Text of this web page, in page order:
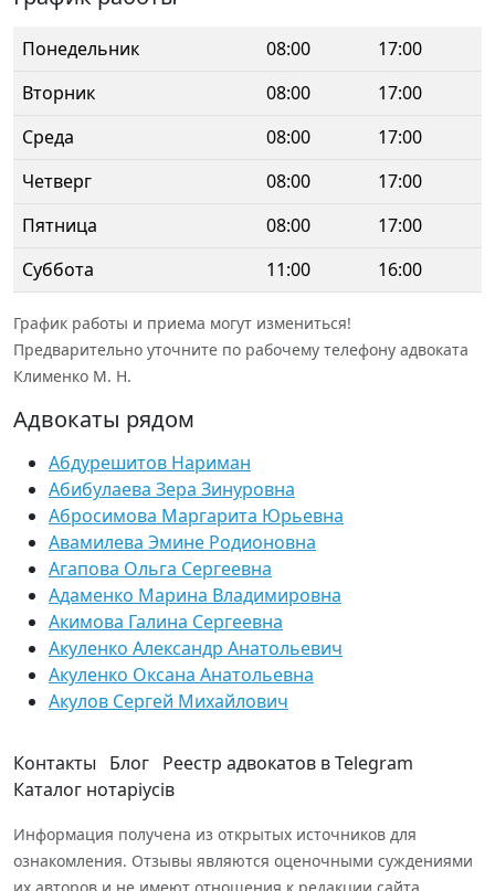
Понедельник 08:00
17:00
Вторник
08:00
17:00
Среда
08:00
17:00
Четверг
08:00
17:00
Пятница
08:00
17:00
Суббота
11:00 16:00
График работы и приема могут измениться!
Предварительно уточните по рабочему телефону адвоката
Клименко М. Н.
Адвокаты рядом
Абдурешитов Нариман
Абибулаева Зера Зинуровна
Абросимова Маргарита Юрьевна
Авамилева Эмине Родионовна
Агапова Ольга Сергеевна
Адаменко Марина Владимировна
Акимова Галина Сергеевна
Акуленко Александр Анатольевич
Акуленко Оксана Анатольевна
Акулов Сергей Михайлович
Контакты Блог Реестр адвокатов в Telegram
Каталог нотаріусів
Информация получена из открытых источников для
ознакомления. Отзывы являются оценочными суждениями